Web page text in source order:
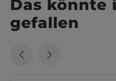
Das könnte
gefallen